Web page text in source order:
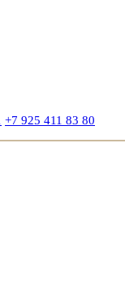
+7 925 411 83 80